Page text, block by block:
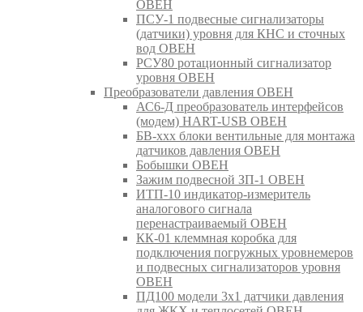
ОВЕН
ПСУ-1 подвесные сигнализаторы
(датчики) уровня для КНС и сточных
вод ОВЕН
РСУ80 ротационный сигнализатор
уровня ОВЕН
Преобразователи давления ОВЕН
АС6-Д преобразователь интерфейсов
(модем) HART-USB ОВЕН
БВ-ххх блоки вентильные для монтажа
датчиков давления ОВЕН
Бобышки ОВЕН
Зажим подвесной ЗП-1 ОВЕН
ИТП-10 индикатор-измеритель
аналогового сигнала
перенастраиваемый ОВЕН
КК-01 клеммная коробка для
подключения погружных уровнемеров
и подвесных сигнализаторов уровня
ОВЕН
ПД100 модели 3х1 датчики давления